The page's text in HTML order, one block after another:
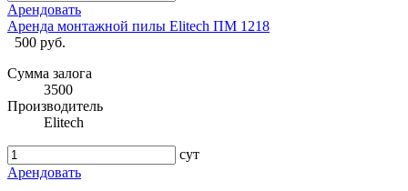
Арендовать
Аренда монтажной пилы Elitech ПМ 1218
500 руб.
Сумма залога
3500
Производитель
Elitech
сут
Арендовать